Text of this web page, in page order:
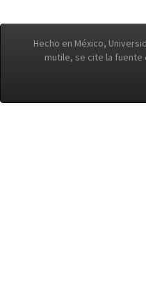
Hecho en México,
mutile, se cite la